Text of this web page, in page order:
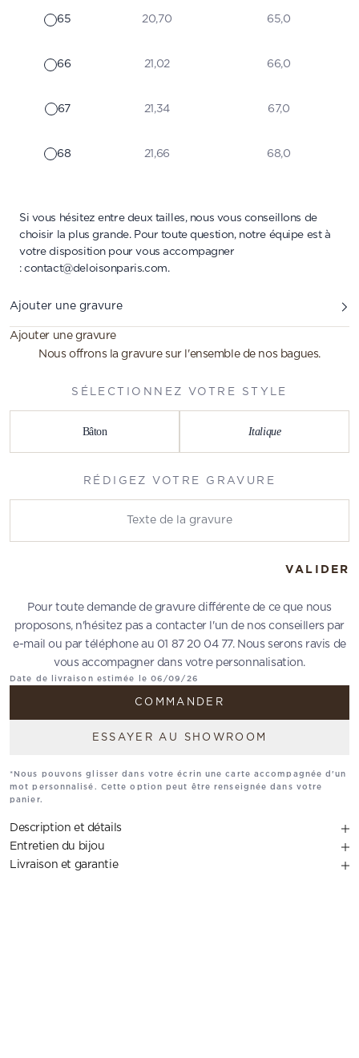
65 20,70 65,0
66 21,02 66,0
67 21,34 67,0
68 21,66 68,0
Si vous hésitez entre deux tailles, nous vous conseillons de
choisir la plus grande. Pour toute question, notre équipe est à
votre disposition pour vous accompagner
:contact@deloisonparis.com.
Ajouter une gravure
Ajouter une gravure
Nous offrons la gravure sur l'ensemble de nos bagues.
SÉLECTIONNEZ VOTRE STYLE
Bâton Italique
RÉDIGEZ VOTRE GRAVURE
VALIDER
Pour toute demande de gravure différente de ce que nous
proposons, n'hésitez pas a contacter l'un de nos conseillers par
e-mail ou par téléphone au 01 87 20 04 77. Nous serons ravis de
vous accompagner dans votre personnalisation.
Date de livraison estimée le 06/09/26
COMMANDER
ESSAYER AU SHOWROOM
*Nous pouvons glisser dans votre écrin une carte accompagnée d'un
mot personnalisé. Cette option peut être renseignée dans votre
panier.
Description et détails
Entretien du bijou
Livraison et garantie